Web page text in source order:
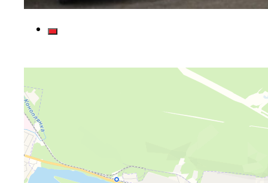
Яндекс Карты — транспорт, навигация, поиск мест